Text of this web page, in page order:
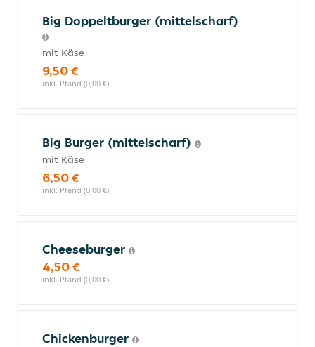
Big Doppeltburger (mittelscharf)
mit Käse
9,50 €
inkl. Pfand (0,00 €)
Big Burger (mittelscharf)
mit Käse
6,50 €
inkl. Pfand (0,00 €)
Cheeseburger
4,50 €
inkl. Pfand (0,00 €)
Chickenburger